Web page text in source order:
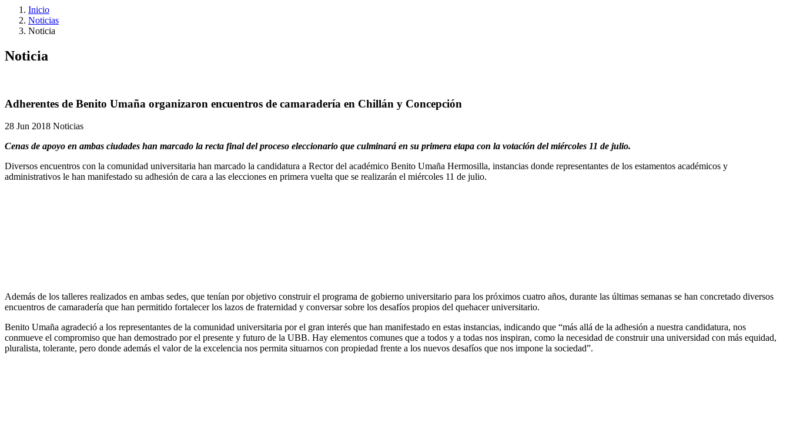
Inicio
Noticias
Noticia
Noticia
Adherentes de Benito Umaña organizaron encuentros de camaradería en Chillán y Concepción
28 Jun 2018 Noticias
Cenas de apoyo en ambas ciudades han marcado la recta final del proceso eleccionario que culminará en su primera etapa con la votación del miércoles 11 de julio.
Diversos encuentros con la comunidad universitaria han marcado la candidatura a Rector del académico Benito Umaña Hermosilla, instancias donde representantes de los estamentos académicos y
administrativos le han manifestado su adhesión de cara a las elecciones en primera vuelta que se realizarán el miércoles 11 de julio.
Además de los talleres realizados en ambas sedes, que tenían por objetivo construir el programa de gobierno universitario para los próximos cuatro años, durante las últimas semanas se han concretado diversos
encuentros de camaradería que han permitido fortalecer los lazos de fraternidad y conversar sobre los desafíos propios del quehacer universitario.
Benito Umaña agradeció a los representantes de la comunidad universitaria por el gran interés que han manifestado en estas instancias, indicando que “más allá de la adhesión a nuestra candidatura, nos
conmueve el compromiso que han demostrado por el presente y futuro de la UBB. Hay elementos comunes que a todos y a todas nos inspiran, como la necesidad de construir una universidad con más equidad,
pluralista, tolerante, pero donde además el valor de la excelencia nos permita situarnos con propiedad frente a los nuevos desafíos que nos impone la sociedad”.